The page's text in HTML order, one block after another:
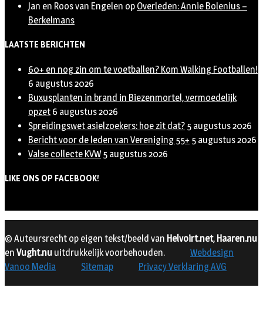
Jan en Roos van Engelen op Overleden: Annie Bolenius –
Berkelmans
LAATSTE BERICHTEN
60+ en nog zin om te voetballen? Kom Walking Footballen!
6 augustus 2026
Buxusplanten in brand in Biezenmortel, vermoedelijk
opzet 6 augustus 2026
Spreidingswet asielzoekers: hoe zit dat? 5 augustus 2026
Bericht voor de leden van Vereniging 55+ 5 augustus 2026
Valse collecte KVW 5 augustus 2026
LIKE ONS OP FACEBOOK!
© Auteursrecht op eigen tekst/beeld van Helvoirt.net, Haaren.nu
en Vught.nu uitdrukkelijk voorbehouden.
Webdesign
Vanoo Media
Sitemap Privacy Verklaring AVG